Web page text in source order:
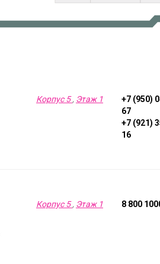
Корпус 5, Этаж 1
+7 (950)
67
+7 (921)
16
Корпус 5, Этаж 1 8 800